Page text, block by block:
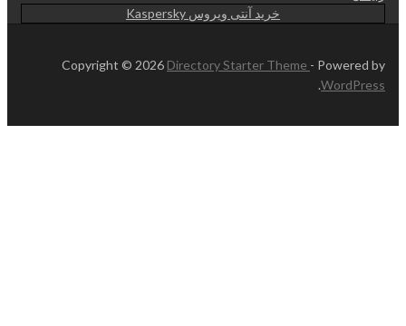
خرید آنتی ویروس Kaspersky
Copyright © 2026 Directory Starter Theme - Powered by
WordPress
.